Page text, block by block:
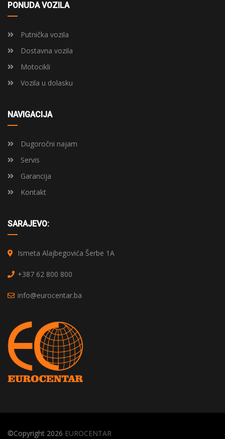
PONUDA VOZILA
Putnička vozila
Dostavna vozila
Motocikli
Vozila u dolasku
NAVIGACIJA
Dugoročni najam
Servis
Garancija
Kontakt
SARAJEVO:
Ismeta Alajbegovića Šerbe 1A
+387 62 800 800
info@eurocentar.ba
©Copyright 2026 EUROCENTAR